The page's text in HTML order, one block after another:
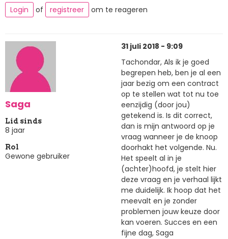
Login of registreer om te reageren
Saga
Lid sinds
8 jaar
Rol
Gewone gebruiker
31 juli 2018 - 9:09
Tachondar, Als ik je goed
begrepen heb, ben je al een
jaar bezig om een contract
op te stellen wat tot nu toe
eenzijdig (door jou)
getekend is. Is dit correct,
dan is mijn antwoord op je
vraag wanneer je de knoop
doorhakt het volgende. Nu.
Het speelt al in je
(achter)hoofd, je stelt hier
deze vraag en je verhaal lijkt
me duidelijk. Ik hoop dat het
meevalt en je zonder
problemen jouw keuze door
kan voeren. Succes en een
fijne dag, Saga